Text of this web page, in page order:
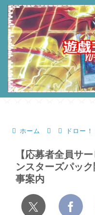
ホーム ドロー！
【応募者全員サ
ンスターズパッ
事案内